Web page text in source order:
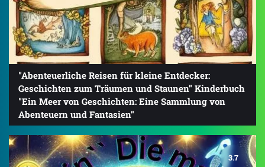
"Abenteuerliche Reisen für kleine Entdecker:
Geschichten zum Träumen und Staunen" Kinderbuch
"Ein Meer von Geschichten: Eine Sammlung von
Abenteuern und Fantasien"
3.7